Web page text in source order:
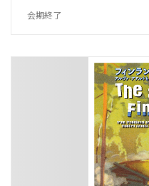
会期終了